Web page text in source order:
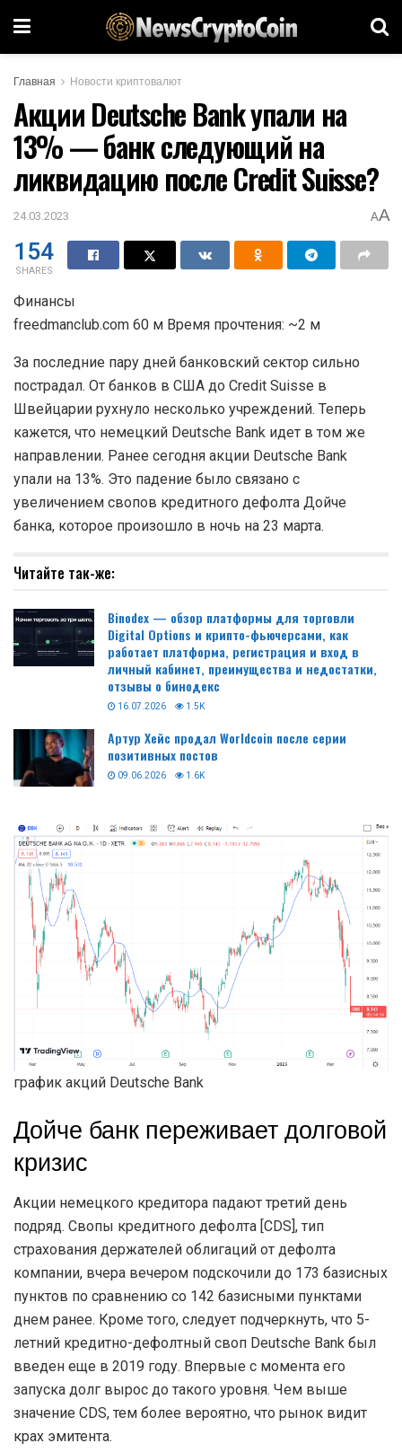
Главная Новости криптовалют
Акции Deutsche Bank упали на
13% — банк следующий на
ликвидацию после Credit Suisse?
24.03.2023 AA
154
SHARES
Финансы
freedmanclub.com 60 м Время прочтения: ~2 м
За последние пару дней банковский сектор сильно
пострадал. От банков в США до Credit Suisse в
Швейцарии рухнуло несколько учреждений. Теперь
кажется, что немецкий Deutsche Bank идет в том же
направлении. Ранее сегодня акции Deutsche Bank
упали на 13%. Это падение было связано с
увеличением свопов кредитного дефолта Дойче
банка, которое произошло в ночь на 23 марта.
Читайте так-же:
Binodex — обзор платформы для торговли
Digital Options и крипто-фьючерсами, как
работает платформа, регистрация и вход в
личный кабинет, преимущества и недостатки,
отзывы о бинодекс
16.07.2026 1.5K
Артур Хейс продал Worldcoin после серии
позитивных постов
09.06.2026 1.6K
график акций Deutsche Bank
Дойче банк переживает долговой
кризис
Акции немецкого кредитора падают третий день
подряд. Свопы кредитного дефолта [CDS], тип
страхования держателей облигаций от дефолта
компании, вчера вечером подскочили до 173 базисных
пунктов по сравнению со 142 базисными пунктами
днем ранее. Кроме того, следует подчеркнуть, что 5-
летний кредитно-дефолтный своп Deutsche Bank был
введен еще в 2019 году. Впервые с момента его
запуска долг вырос до такого уровня. Чем выше
значение CDS, тем более вероятно, что рынок видит
крах эмитента.